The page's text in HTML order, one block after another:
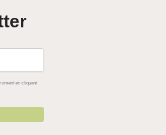
en cliquant